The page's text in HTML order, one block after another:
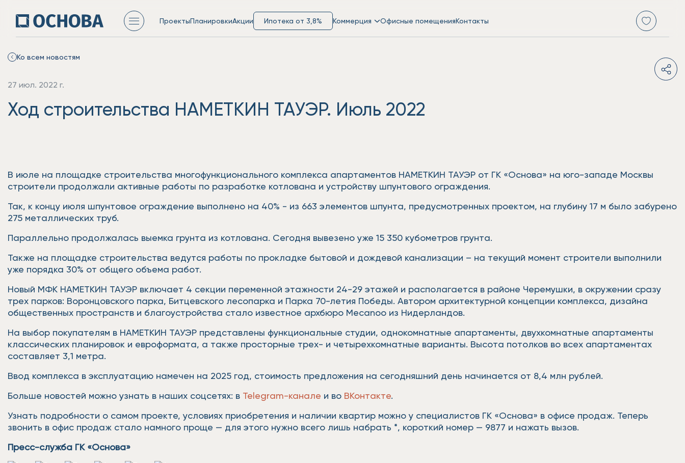
ПроектыПланировкиАкции Ипотека от 3,8% Коммерция Офисные помещенияКонтакты
Ко всем новостям
27 июл. 2022 г.
Ход строительства НАМЕТКИН ТАУЭР. Июль 2022
В июле на площадке строительства многофункционального комплекса апартаментов НАМЕТКИН ТАУЭР от ГК «Основа» на юго-западе Москвы
строители продолжали активные работы по разработке котлована и устройству шпунтового ограждения.
Так, к концу июля шпунтовое ограждение выполнено на 40% - из 663 элементов шпунта, предусмотренных проектом, на глубину 17 м было забурено
275 металлических труб.
Параллельно продолжалась выемка грунта из котлована. Сегодня вывезено уже 15 350 кубометров грунта.
Также на площадке строительства ведутся работы по прокладке бытовой и дождевой канализации – на текущий момент строители выполнили
уже порядка 30% от общего объема работ.
Новый МФК НАМЕТКИН ТАУЭР включает 4 секции переменной этажности 24-29 этажей и располагается в районе Черемушки, в окружении сразу
трех парков: Воронцовского парка, Битцевского лесопарка и Парка 70-летия Победы. Автором архитектурной концепции комплекса, дизайна
общественных пространств и благоустройства стало известное архбюро Mecanoo из Нидерландов.
На выбор покупателям в НАМЕТКИН ТАУЭР представлены функциональные студии, однокомнатные апартаменты, двухкомнатные апартаменты
классических планировок и евроформата, а также просторные трех- и четырехкомнатные варианты. Высота потолков во всех апартаментах
составляет 3,1 метра.
Ввод комплекса в эксплуатацию намечен на 2025 год, стоимость предложения на сегодняшний день начинается от 8,4 млн рублей.
Больше новостей можно узнать в наших соцсетях: в Telegram-канале и во ВКонтакте.
Узнать подробности о самом проекте, условиях приобретения и наличии квартир можно у специалистов ГК «Основа» в офисе продаж. Теперь
звонить в офис продаж стало намного проще — для этого нужно всего лишь набрать *, короткий номер — 9877 и нажать вызов.
Пресс-служба ГК «Основа»